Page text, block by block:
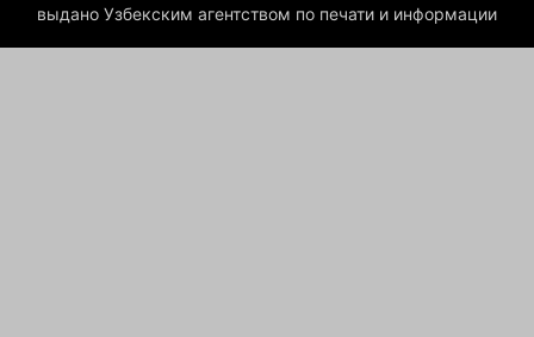
выдано Узбекским агентством по печати и информации